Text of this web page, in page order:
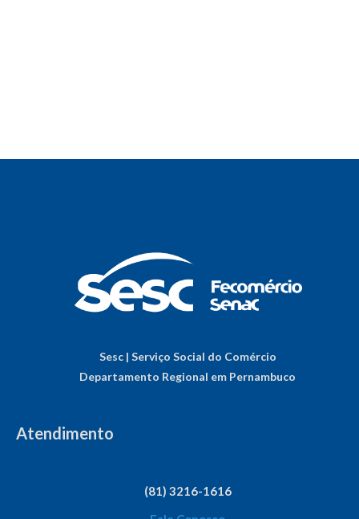
Sesc | Serviço Social do Comércio
Departamento Regional em Pernambuco
Atendimento
(81) 3216-1616